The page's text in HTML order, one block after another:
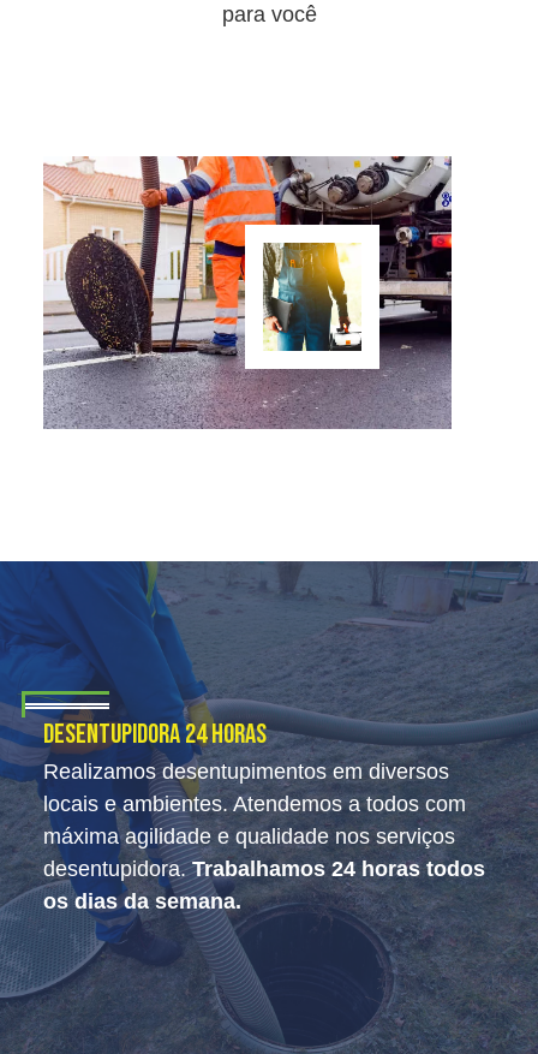
para você
Desentupidora 24 Horas
Realizamos desentupimentos em diversos
locais e ambientes. Atendemos a todos com
máxima agilidade e qualidade nos serviços
desentupidora.Trabalhamos 24 horas todos
os dias da semana.